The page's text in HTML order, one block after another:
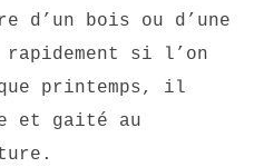
bois ou d’une
si l’on
printemps, il
et gaité au